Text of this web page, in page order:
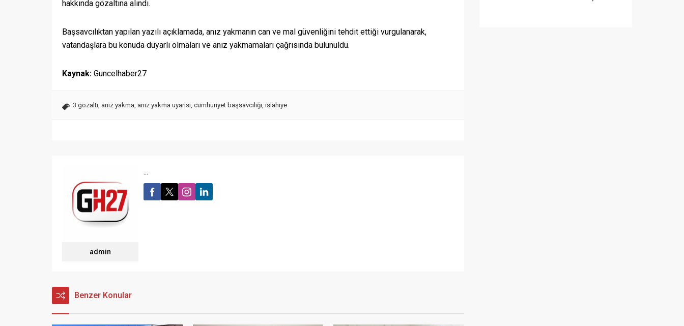
hakkında gözaltına alındı.
Başsavcılıktan yapılan yazılı açıklamada, anız yakmanın can ve mal güvenliğini tehdit ettiği vurgulanarak,
vatandaşlara bu konuda duyarlı olmaları ve anız yakmamaları çağrısında bulunuldu.
Kaynak: Guncelhaber27
3 gözaltı anız yakma anız yakma uyarısı cumhuriyet başsavcılığı islahiye
admin
...
Benzer Konular